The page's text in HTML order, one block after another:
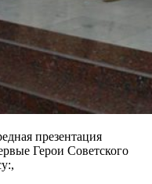
презентация
Герои Советского